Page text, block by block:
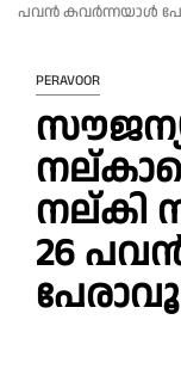
പവൻ കവർന്നയാൾ
PERAVOOR
നല്കി
26